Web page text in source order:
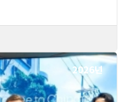
2026년